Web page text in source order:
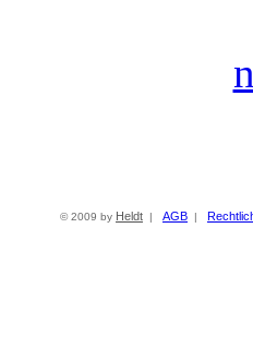
© 2009 by Heldt | AGB |